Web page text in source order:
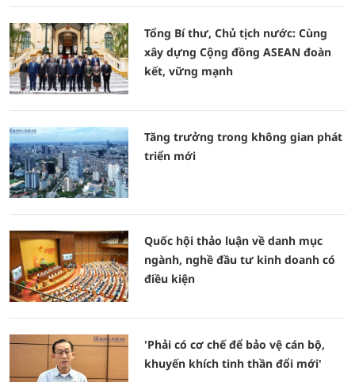
Tổng Bí thư, Chủ tịch nước: Cùng
xây dựng Cộng đồng ASEAN đoàn
kết, vững mạnh
Tăng trưởng trong không gian phát
triển mới
Quốc hội thảo luận về danh mục
ngành, nghề đầu tư kinh doanh có
điều kiện
'Phải có cơ chế để bảo vệ cán bộ,
khuyến khích tinh thần đổi mới'